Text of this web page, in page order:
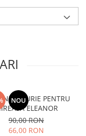
NOUAURIE PENTRU
ELEANOR
90,00 RON
66,00 RON